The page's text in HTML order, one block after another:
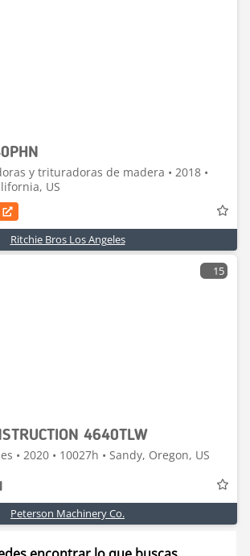
y trituradoras de madera • 2018 •
US
Ritchie Bros Los Angeles
15
4640TLW
• 2020 • 10027h • Sandy, Oregon, US
Peterson Machinery Co.